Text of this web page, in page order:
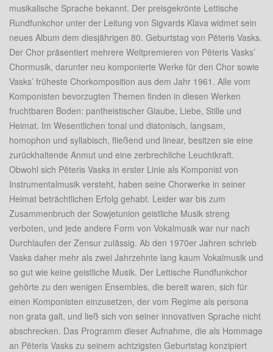
musikalische Sprache bekannt. Der preisgekrönte Lettische
Rundfunkchor unter der Leitung von Sigvards Klava widmet sein
neues Album dem diesjährigen 80. Geburtstag von Pēteris Vasks.
Der Chor präsentiert mehrere Weltpremieren von Pēteris Vasks’
Chormusik, darunter neu komponierte Werke für den Chor sowie
Vasks’ früheste Chorkomposition aus dem Jahr 1961. Alle vom
Komponisten bevorzugten Themen finden in diesen Werken
fruchtbaren Boden: pantheistischer Glaube, Liebe, Stille und
Heimat. Im Wesentlichen tonal und diatonisch, langsam,
homophon und syllabisch, fließend und linear, besitzen sie eine
zurückhaltende Anmut und eine zerbrechliche Leuchtkraft.
Obwohl sich Pēteris Vasks in erster Linie als Komponist von
Instrumentalmusik versteht, haben seine Chorwerke in seiner
Heimat beträchtlichen Erfolg gehabt. Leider war bis zum
Zusammenbruch der Sowjetunion geistliche Musik streng
verboten, und jede andere Form von Vokalmusik war nur nach
Durchlaufen der Zensur zulässig. Ab den 1970er Jahren schrieb
Vasks daher mehr als zwei Jahrzehnte lang kaum Vokalmusik und
so gut wie keine geistliche Musik. Der Lettische Rundfunkchor
gehörte zu den wenigen Ensembles, die bereit waren, sich für
einen Komponisten einzusetzen, der vom Regime als persona
non grata galt, und ließ sich von seiner innovativen Sprache nicht
abschrecken. Das Programm dieser Aufnahme, die als Hommage
an Pēteris Vasks zu seinem achtzigsten Geburtstag konzipiert